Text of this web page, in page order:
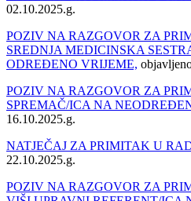
02.10.2025.g.
POZIV NA RAZGOVOR ZA
SREDNJA MEDICINSKA
ODREĐENO VRIJEME,
POZIV NA RAZGOVOR ZA
SPREMAČ/ICA NA
16.10.2025.g.
NATJEČAJ ZA PRIMITAK U
22.10.2025.g.
POZIV NA RAZGOVOR ZA